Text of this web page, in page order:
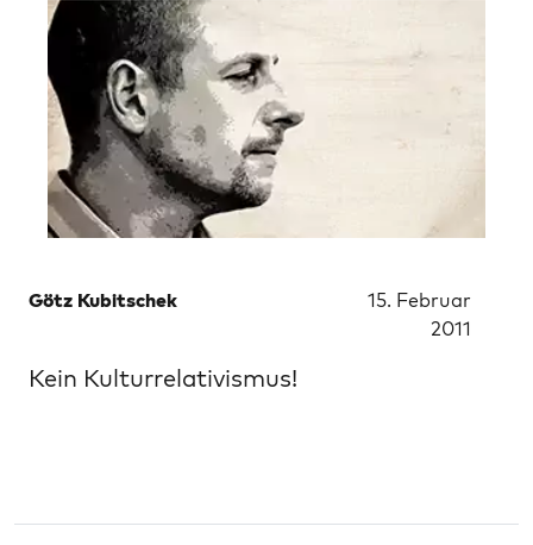
Götz Kubitschek
15. Februar
2011
Kein Kulturrelativismus!